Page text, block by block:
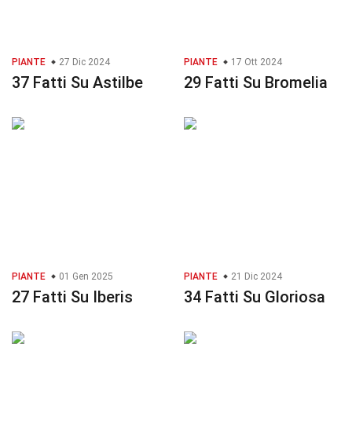
PIANTE 27 Dic 2024
37 Fatti Su Astilbe
PIANTE 17 Ott 2024
29 Fatti Su Bromelia
PIANTE 01 Gen 2025
27 Fatti Su Iberis
PIANTE 21 Dic 2024
34 Fatti Su Gloriosa